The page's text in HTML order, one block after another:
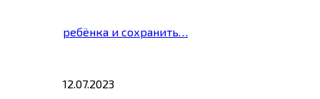
ребёнка и сохранить…
12.07.2023